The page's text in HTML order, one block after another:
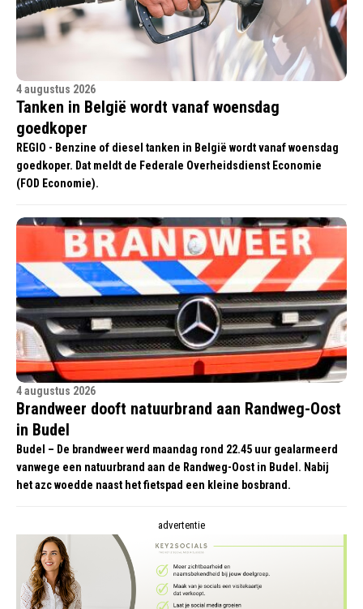
4 augustus 2026
Tanken in België wordt vanaf woensdag
goedkoper
REGIO - Benzine of diesel tanken in België wordt vanaf woensdag
goedkoper. Dat meldt de Federale Overheidsdienst Economie
(FOD Economie).
4 augustus 2026
Brandweer dooft natuurbrand aan Randweg-Oost
in Budel
Budel – De brandweer werd maandag rond 22.45 uur gealarmeerd
vanwege een natuurbrand aan de Randweg-Oost in Budel. Nabij
het azc woedde naast het fietspad een kleine bosbrand.
advertentie